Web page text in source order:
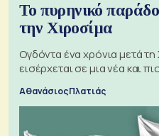
Το πυρηνικό
την Χιροσίμα
Ογδόντα ένα χρόνια μετά
εισέρχεται σε μια νέα και
Αθανάσιος Πλατιάς